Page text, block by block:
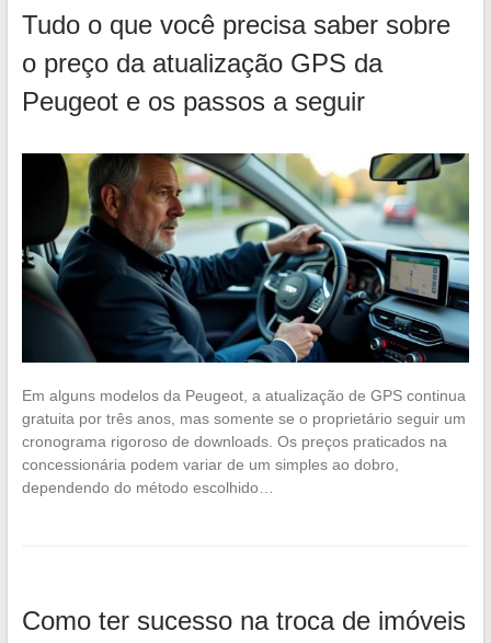
Tudo o que você precisa saber sobre
o preço da atualização GPS da
Peugeot e os passos a seguir
Em alguns modelos da Peugeot, a atualização de GPS continua
gratuita por três anos, mas somente se o proprietário seguir um
cronograma rigoroso de downloads. Os preços praticados na
concessionária podem variar de um simples ao dobro,
dependendo do método escolhido…
Como ter sucesso na troca de imóveis